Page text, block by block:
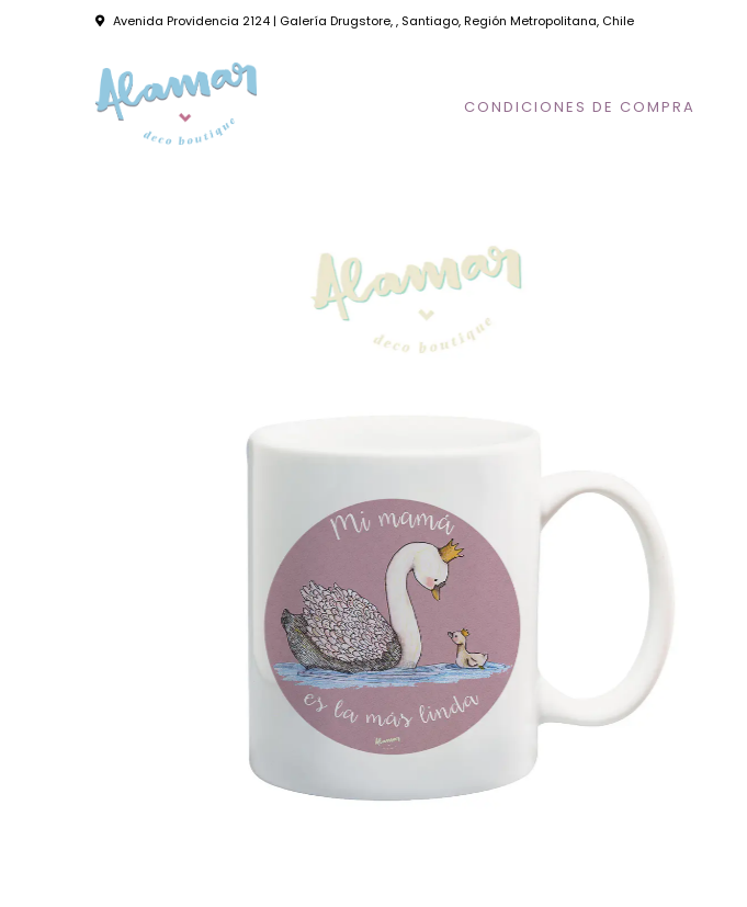
Avenida Providencia 2124 | Galería Drugstore, , Santiago, Región Metropolitana, Chile
CONDICIONES DE COMPRA